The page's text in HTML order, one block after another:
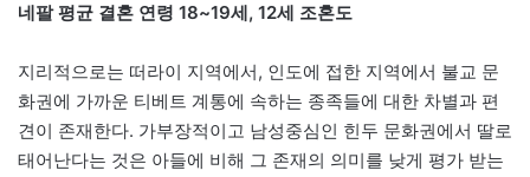
네팔 평균 결혼 연령 18~19세, 12세 조혼도
지리적으로는 떠라이 지역에서, 인도에 접한 지역에서 불교 문
화권에 가까운 티베트 계통에 속하는 종족들에 대한 차별과 편
견이 존재한다. 가부장적이고 남성중심인 힌두 문화권에서 딸로
태어난다는 것은 아들에 비해 그 존재의 의미를 낮게 평가 받는